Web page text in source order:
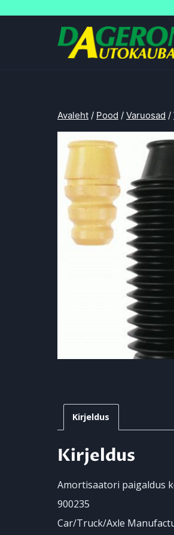
Avaleht / Pood / Varuosad /
Kirjeldus
Kirjeldus
Amortisaatori paigaldus
900235
Car/Truck/Axle